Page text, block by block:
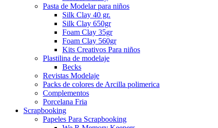
Pasta de Modelar para niños
Silk Clay 40 gr.
Silk Clay 650gr
Foam Clay 35gr
Foam Clay 560gr
Kits Creativos Para niños
Plastilina de modelaje
Becks
Revistas Modelaje
Packs de colores de Arcilla polimerica
Complementos
Porcelana Fria
Scrapbooking
Papeles Para Scrapbooking